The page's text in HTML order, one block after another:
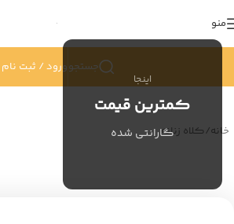
اینجا
کمترین قیمت
گارانتی شده
منو
جستجوورود / ثبت نام
خانه/کلاه زنانه